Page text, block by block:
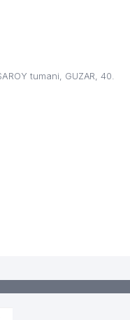
BOSHQARMASI UK
tumani, GUZAR, 40.